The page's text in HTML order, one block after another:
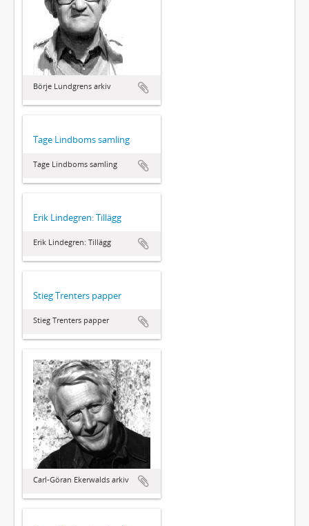
Börje Lundgrens arkiv
Tage Lindboms samling
Tage Lindboms samling
Erik Lindegren: Tillägg
Erik Lindegren: Tillägg
Stieg Trenters papper
Stieg Trenters papper
Carl-Göran Ekerwalds arkiv